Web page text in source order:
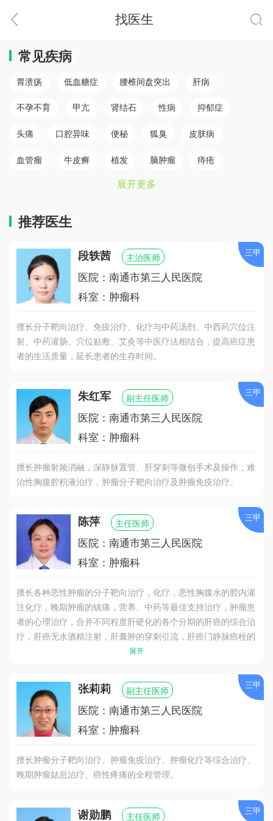
找医生
常见疾病
胃溃疡 低血糖症 腰椎间盘突出 肝病
不孕不育 甲亢 肾结石 性病 抑郁症
头痛 口腔异味 便秘 狐臭 皮肤病
血管瘤 牛皮癣 植发 脑肿瘤 痔疮
脾胃病 乳腺癌
腰椎间盘突出
展开更多
推荐医生
段轶茜 主治医师
医院：南通市第三人民医院
科室：肿瘤科
擅长分子靶向治疗、免疫治疗、化疗与中药汤剂、中西药穴位注
射、中药灌肠、穴位贴敷、艾灸等中医疗法相结合，提高癌症患
者的生活质量，延长患者的生存时间。
三甲
朱红军 副主任医师
医院：南通市第三人民医院
科室：肿瘤科
擅长肿瘤射频消融，深静脉置管、肝穿刺等微创手术及操作，难
治性胸腹腔积液治疗，肿瘤分子靶向治疗及肿瘤免疫治疗。
三甲
陈萍 主任医师
医院：南通市第三人民医院
科室：肿瘤科
擅长各种恶性肿瘤的分子靶向治疗，化疗，恶性胸腹水的腔内灌
注化疗，晚期肿瘤的镇痛，营养、中药等最佳支持治疗，肿瘤患
者的心理治疗，合并不同程度肝硬化的各个分期的肝癌的综合治
疗，肝癌无水酒精注射，肝囊肿的穿刺引流，肝癌门静脉癌栓的
治疗，恶性肿瘤阻塞性黄疸的治疗，2000年率先在苏北地区开
展开
三甲
张莉莉 副主任医师
医院：南通市第三人民医院
科室：肿瘤科
擅长肿瘤分子靶向治疗、肿瘤免疫治疗、肿瘤化疗等综合治疗、
晚期肿瘤姑息治疗、癌性疼痛的全程管理。
三甲
谢勋鹏 主任医师
三甲